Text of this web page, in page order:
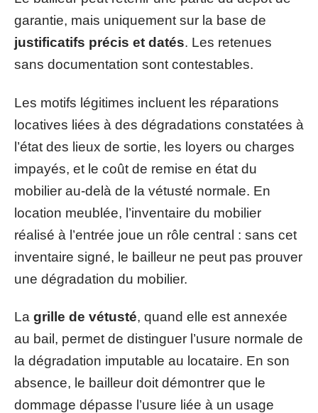
garantie, mais uniquement sur la base de
justificatifs précis et datés. Les retenues
sans documentation sont contestables.
Les motifs légitimes incluent les réparations
locatives liées à des dégradations constatées à
l’état des lieux de sortie, les loyers ou charges
impayés, et le coût de remise en état du
mobilier au-delà de la vétusté normale. En
location meublée, l’inventaire du mobilier
réalisé à l’entrée joue un rôle central : sans cet
inventaire signé, le bailleur ne peut pas prouver
une dégradation du mobilier.
La grille de vétusté, quand elle est annexée
au bail, permet de distinguer l’usure normale de
la dégradation imputable au locataire. En son
absence, le bailleur doit démontrer que le
dommage dépasse l’usure liée à un usage